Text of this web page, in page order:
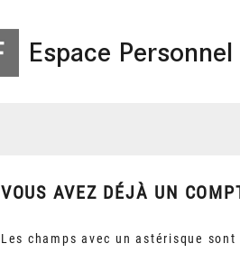
Espace Personnel
VOUS AVEZ DÉJÀ UN
Les champs avec un astérisque